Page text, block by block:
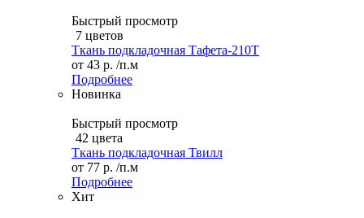
Быстрый просмотр
7 цветов
Ткань подкладочная Тафета-210T
от 43 р. /п.м
Подробнее
Новинка
Быстрый просмотр
42 цвета
Ткань подкладочная Твилл
от 77 р. /п.м
Подробнее
Хит